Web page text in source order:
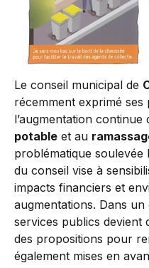
Le conseil municipal de
récemment exprimé
l’augmentation continue
potable et au
problématique soulevée
du conseil vise à
impacts financiers et
augmentations. Dans
services publics devient
des propositions pour
également mises en